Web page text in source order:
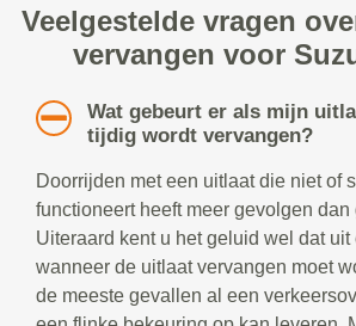
Veelgestelde vragen
vervangen voor
Wat gebeurt er als mijn
tijdig wordt vervangen?
Doorrijden met een uitlaat die niet of
functioneert heeft meer gevolgen dan
Uiteraard kent u het geluid wel dat uit
wanneer de uitlaat vervangen moet
de meeste gevallen al een